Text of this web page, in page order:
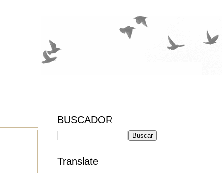
BUSCADOR
Translate